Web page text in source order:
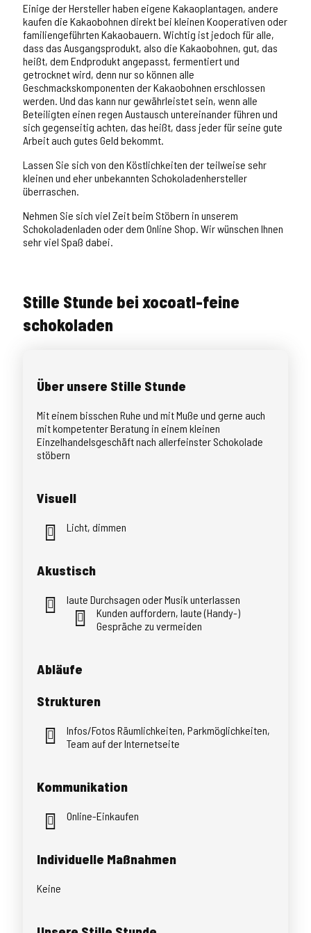
Einige der Hersteller haben eigene Kakaoplantagen, andere
kaufen die Kakaobohnen direkt bei kleinen Kooperativen oder
familiengeführten Kakaobauern. Wichtig ist jedoch für alle,
dass das Ausgangsprodukt, also die Kakaobohnen, gut, das
heißt, dem Endprodukt angepasst, fermentiert und
getrocknet wird, denn nur so können alle
Geschmackskomponenten der Kakaobohnen erschlossen
werden. Und das kann nur gewährleistet sein, wenn alle
Beteiligten einen regen Austausch untereinander führen und
sich gegenseitig achten, das heißt, dass jeder für seine gute
Arbeit auch gutes Geld bekommt.
Lassen Sie sich von den Köstlichkeiten der teilweise sehr
kleinen und eher unbekannten Schokoladenhersteller
überraschen.
Nehmen Sie sich viel Zeit beim Stöbern in unserem
Schokoladenladen oder dem Online Shop. Wir wünschen Ihnen
sehr viel Spaß dabei.
Stille Stunde bei xocoatl-feine
schokoladen
Über unsere Stille Stunde
Mit einem bisschen Ruhe und mit Muße und gerne auch
mit kompetenter Beratung in einem kleinen
Einzelhandelsgeschäft nach allerfeinster Schokolade
stöbern
Visuell
Licht, dimmen
Akustisch
laute Durchsagen oder Musik unterlassen
Kunden auffordern, laute (Handy-)
Gespräche zu vermeiden
Abläufe
Strukturen
Infos/Fotos Räumlichkeiten, Parkmöglichkeiten,
Team auf der Internetseite
Kommunikation
Online-Einkaufen
Individuelle Maßnahmen
Keine